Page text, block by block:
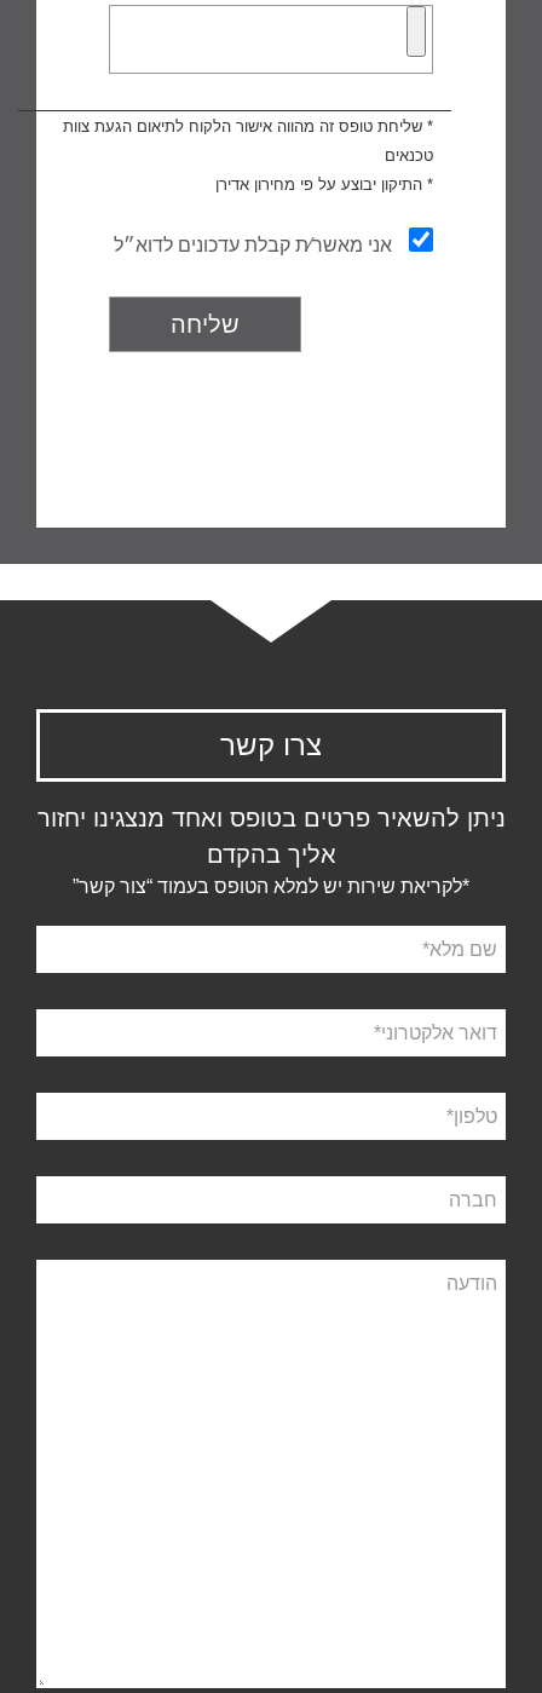
* שליחת טופס זה מהווה אישור הלקוח לתיאום הגעת צוות
טכנאים
* התיקון יבוצע על פי מחירון אדירן
אני מאשר∕ת קבלת עדכונים לדוא״ל
צרו קשר
ניתן להשאיר פרטים בטופס ואחד מנצגינו יחזור
אליך בהקדם
*לקריאת שירות יש למלא הטופס בעמוד “צור קשר”
טלפון